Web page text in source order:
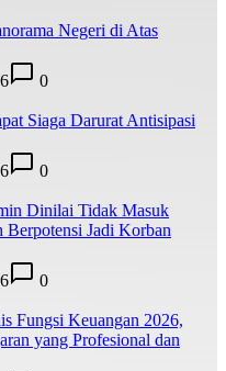
Negeri di Atas
0
Siaga Darurat Antisipasi
0
Dinilai Tidak Masuk
Jadi Korban
0
Fungsi Keuangan 2026,
yang Profesional dan